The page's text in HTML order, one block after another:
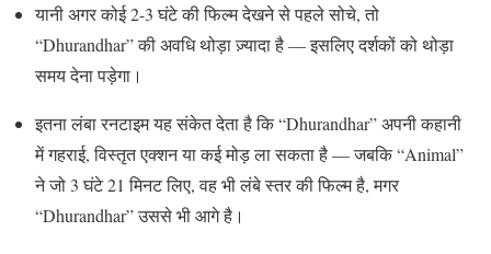
यानी अगर कोई 2-3 घंटे की फिल्म देखने से पहले सोचे, तो
“Dhurandhar” की अवधि थोड़ा ज़्यादा है — इसलिए दर्शकों को थोड़ा
समय देना पड़ेगा।
इतना लंबा रनटाइम यह संकेत देता है कि “Dhurandhar” अपनी कहानी
में गहराई, विस्तृत एक्शन या कई मोड़ ला सकता है — जबकि “Animal”
ने जो 3 घंटे 21 मिनट लिए, वह भी लंबे स्तर की फिल्म है, मगर
“Dhurandhar” उससे भी आगे है।